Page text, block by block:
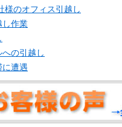
様のオフィス引越し
し作業
の引越し
遭遇